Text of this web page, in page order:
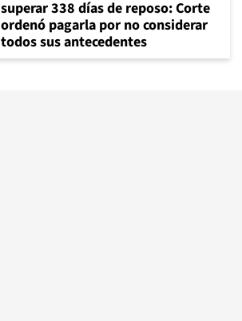
superar 338 días de reposo: Corte
ordenó pagarla por no considerar
todos sus antecedentes